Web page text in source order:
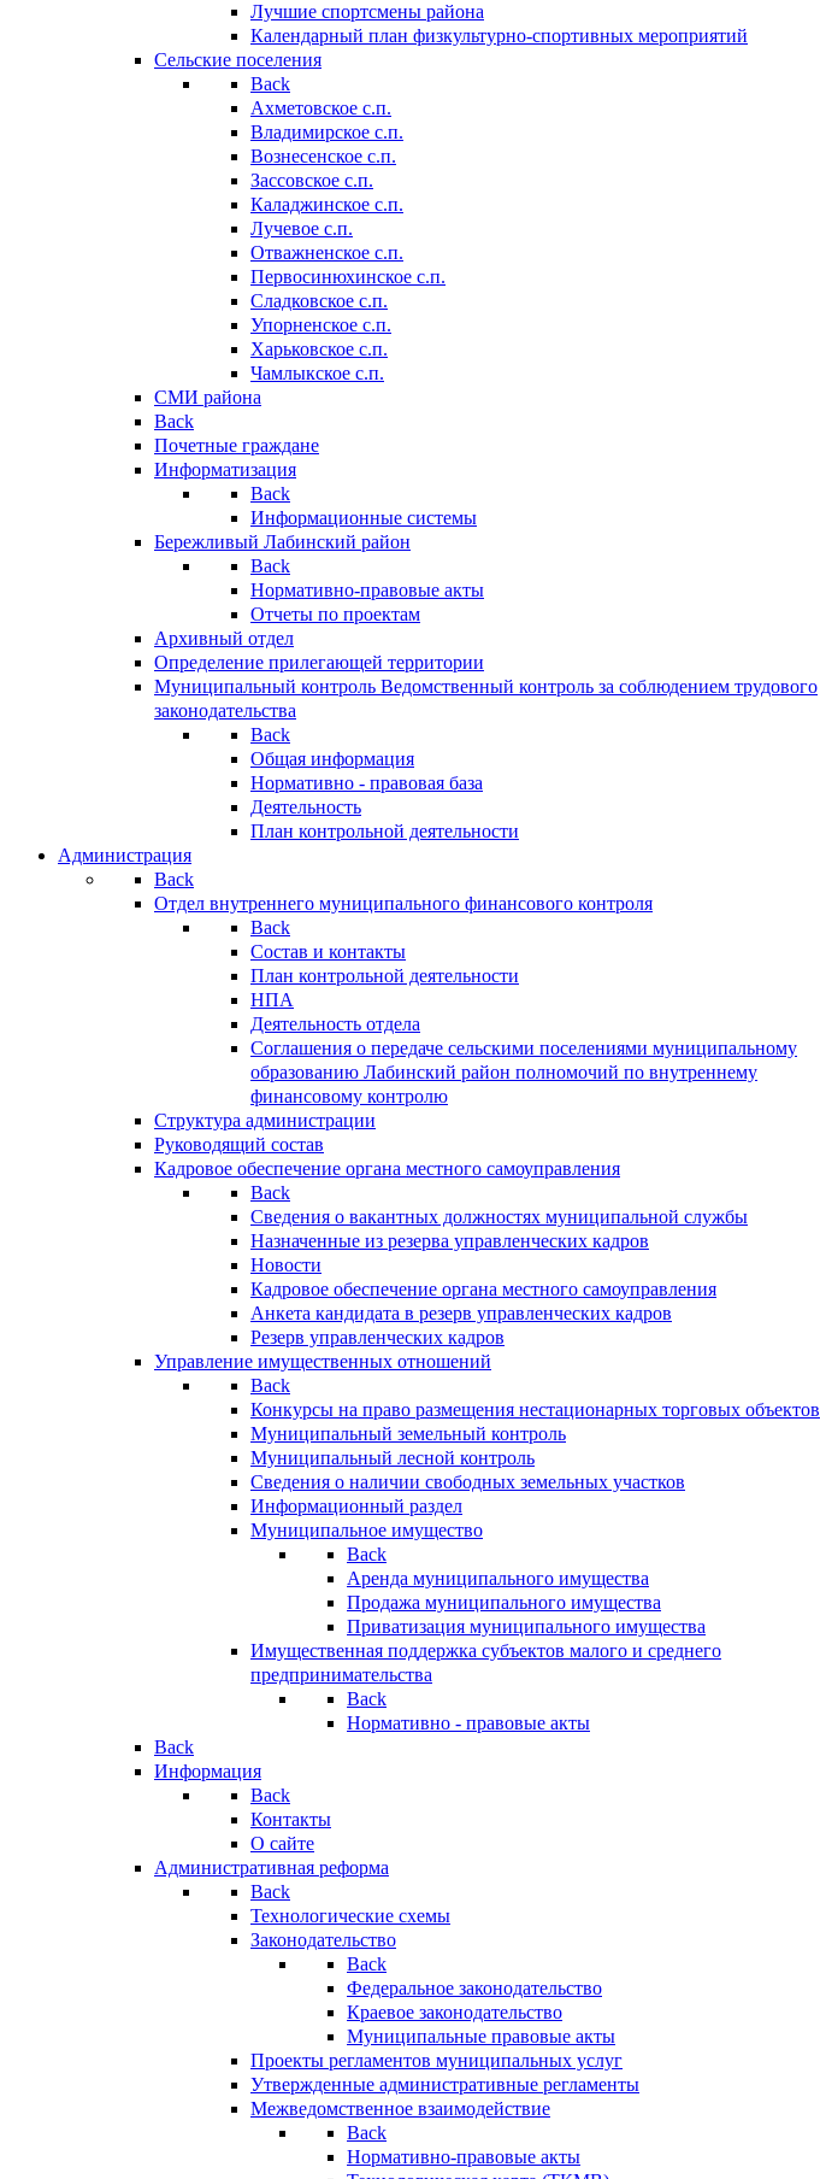
Лучшие спортсмены района
Календарный план физкультурно-спортивных мероприятий
Сельские поселения
Back
Ахметовское с.п.
Владимирское с.п.
Вознесенское с.п.
Зассовское с.п.
Каладжинское с.п.
Лучевое с.п.
Отважненское с.п.
Первосинюхинское с.п.
Сладковское с.п.
Упорненское с.п.
Харьковское с.п.
Чамлыкское с.п.
СМИ района
Back
Почетные граждане
Информатизация
Back
Информационные системы
Бережливый Лабинский район
Back
Нормативно-правовые акты
Отчеты по проектам
Архивный отдел
Определение прилегающей территории
Муниципальный контроль Ведомственный контроль за соблюдением трудового
законодательства
Back
Общая информация
Нормативно - правовая база
Деятельность
План контрольной деятельности
Администрация
Back
Отдел внутреннего муниципального финансового контроля
Back
Состав и контакты
План контрольной деятельности
НПА
Деятельность отдела
Соглашения о передаче сельскими поселениями муниципальному
образованию Лабинский район полномочий по внутреннему
финансовому контролю
Структура администрации
Руководящий состав
Кадровое обеспечение органа местного самоуправления
Back
Сведения о вакантных должностях муниципальной службы
Назначенные из резерва управленческих кадров
Новости
Кадровое обеспечение органа местного самоуправления
Анкета кандидата в резерв управленческих кадров
Резерв управленческих кадров
Управление имущественных отношений
Back
Конкурсы на право размещения нестационарных торговых объектов
Муниципальный земельный контроль
Муниципальный лесной контроль
Сведения о наличии свободных земельных участков
Информационный раздел
Муниципальное имущество
Back
Аренда муниципального имущества
Продажа муниципального имущества
Приватизация муниципального имущества
Имущественная поддержка субъектов малого и среднего
предпринимательства
Back
Нормативно - правовые акты
Back
Информация
Back
Контакты
О сайте
Административная реформа
Back
Технологические схемы
Законодательство
Back
Федеральное законодательство
Краевое законодательство
Муниципальные правовые акты
Проекты регламентов муниципальных услуг
Утвержденные административные регламенты
Межведомственное взаимодействие
Back
Нормативно-правовые акты